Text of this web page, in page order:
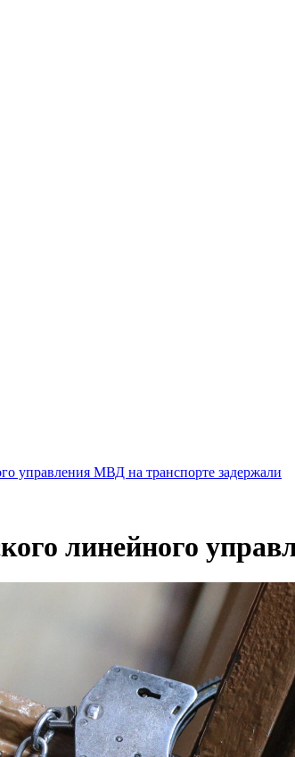
управления МВД на транспорте задержали
линейного